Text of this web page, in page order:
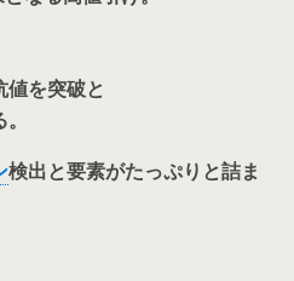
値を突破と
検出と要素がたっぷりと詰ま